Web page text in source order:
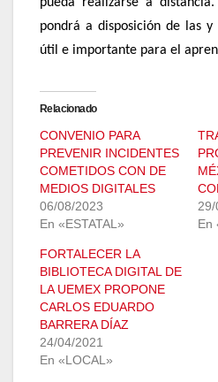
pueda realizarse a
pondrá a disposición de las
útil e importante para el
Relacionado
CONVENIO PARA
PREVENIR INCIDENTES
COMETIDOS CON DE
MEDIOS DIGITALES
06/08/2023
En «ESTATAL»
29/
En
FORTALECER LA
BIBLIOTECA DIGITAL DE
LA UEMEX PROPONE
CARLOS EDUARDO
BARRERA DÍAZ
24/04/2021
En «LOCAL»